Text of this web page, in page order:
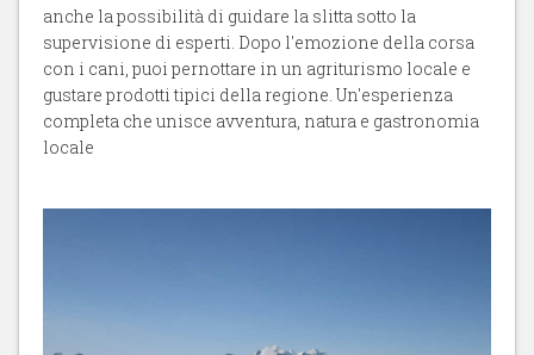
anche la possibilità di guidare la slitta sotto la
supervisione di esperti. Dopo l'emozione della corsa
con i cani, puoi pernottare in un agriturismo locale e
gustare prodotti tipici della regione. Un'esperienza
completa che unisce avventura, natura e gastronomia
locale